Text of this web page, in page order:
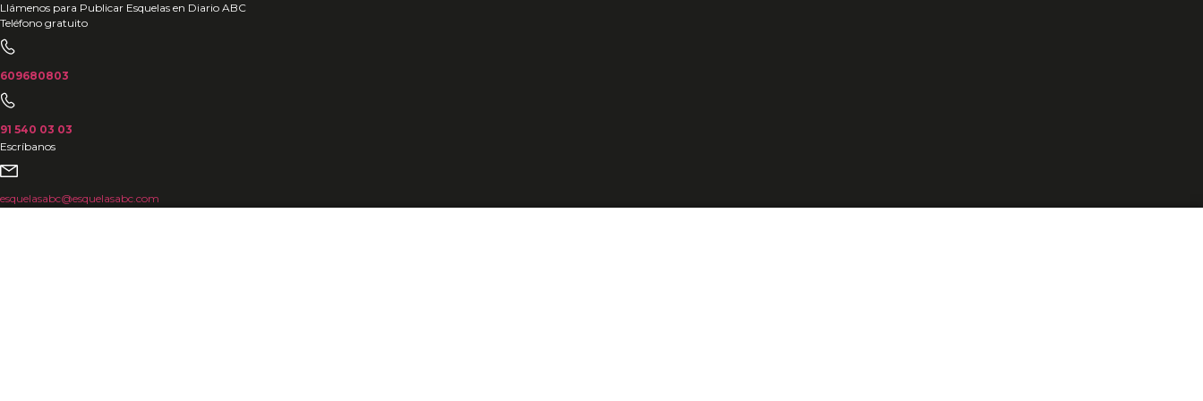
Ir
al
contenido
Llámenos para Publicar Esquelas en Diario ABC
Teléfono gratuito
609680803
91 540 03 03
Escríbanos
esquelasabc@esquelasabc.com